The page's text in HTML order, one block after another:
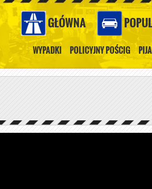
GŁÓWNA
WYPADKI POLICYJNY POŚCIG